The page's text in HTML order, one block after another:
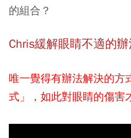
的組合？
Chris緩解眼睛不適的
唯一覺得有辦法解決的方
式」
，如此對眼睛的傷害